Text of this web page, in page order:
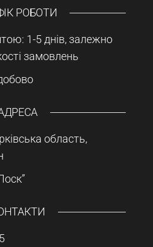
РОБОТИ
1-5 днів, залежно
замовлень
область,